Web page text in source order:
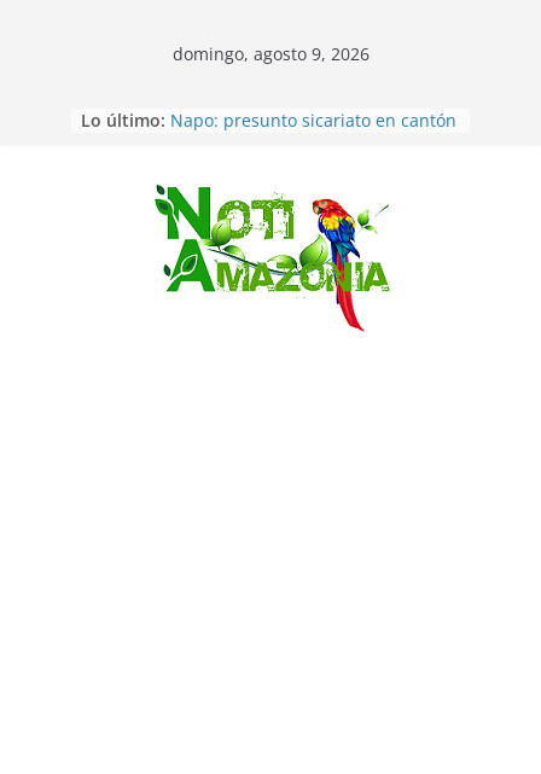
Saltar
domingo, agosto 9, 2026
Lo último: Pastaza: Fiscal no emite cargos
contra hombre de 50años que
con una menor de10 años en
frontera sur
Napo: presunto sicariato en cantón
Archidona
Ecuador: dos jóvenes de 22 años
desaparecidos fueron encontrados
muertos en Puerto lopez